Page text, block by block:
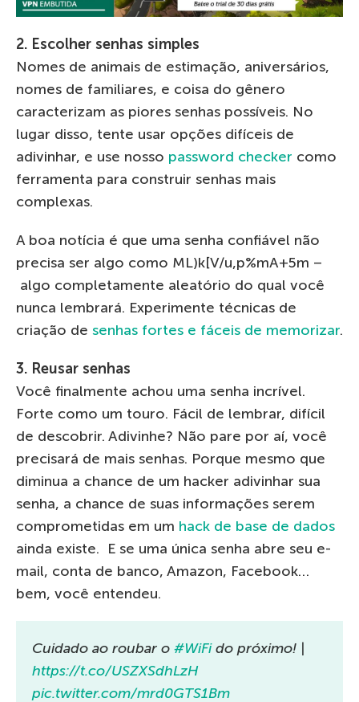
2. Escolher senhas simples
Nomes de animais de estimação, aniversários,
nomes de familiares, e coisa do gênero
caracterizam as piores senhas possíveis. No
lugar disso, tente usar opções difíceis de
adivinhar, e use nosso password checker como
ferramenta para construir senhas mais
complexas.
A boa notícia é que uma senha confiável não
precisa ser algo como ML)k[V/u,p%mA+5m –
algo completamente aleatório do qual você
nunca lembrará. Experimente técnicas de
criação de senhas fortes e fáceis de memorizar.
3. Reusar senhas
Você finalmente achou uma senha incrível.
Forte como um touro. Fácil de lembrar, difícil
de descobrir. Adivinhe? Não pare por aí, você
precisará de mais senhas. Porque mesmo que
diminua a chance de um hacker adivinhar sua
senha, a chance de suas informações serem
comprometidas em um hack de base de dados
ainda existe. E se uma única senha abre seu e-
mail, conta de banco, Amazon, Facebook…
bem, você entendeu.
Cuidado ao roubar o #WiFido próximo! |
https://t.co/USZXSdhLzH
pic.twitter.com/mrd0GTS1Bm